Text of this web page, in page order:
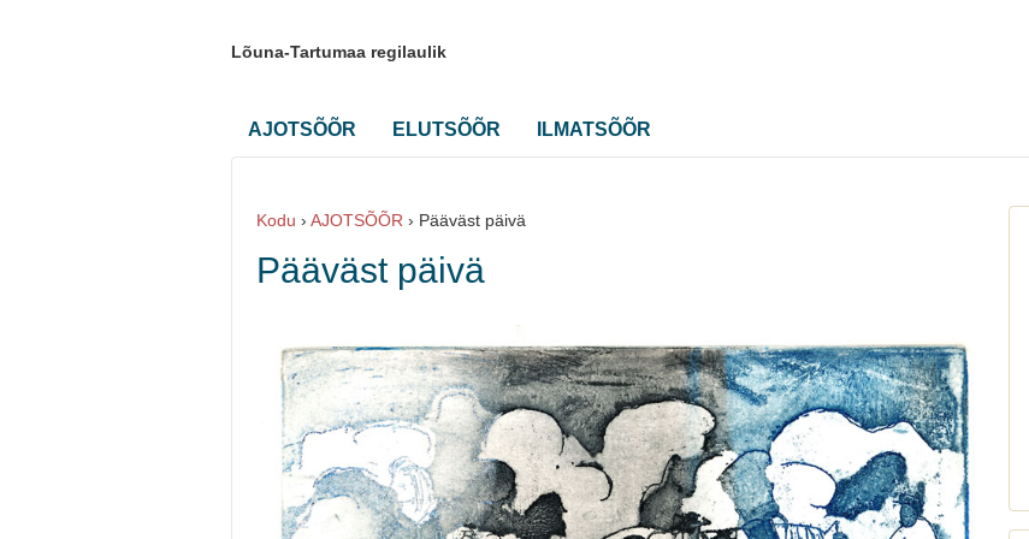
Lõuna-Tartumaa regilaulik
AJOTSÕÕR ELUTSÕÕR ILMATSÕÕR
Kodu › AJOTSÕÕR › Pääväst päivä
Pääväst päivä